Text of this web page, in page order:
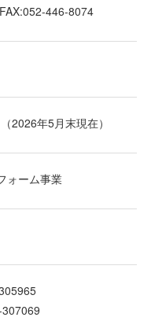
446-8074
2026年5月末現在）
ォーム事業